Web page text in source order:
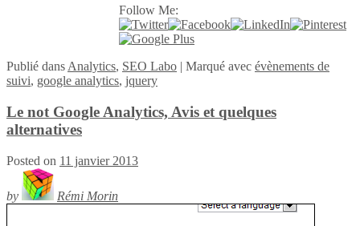
Follow Me:
Publié dans Analytics, SEO Labo | Marqué avec évènements de
suivi, google analytics, jquery
Le not Google Analytics, Avis et quelques
alternatives
Posted on 11 janvier 2013
by Rémi Morin